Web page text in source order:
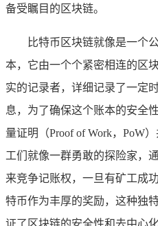
备受瞩目的区块链。
比特币区块链就像是一个
本，它由一个个紧密相连的区
实的记录者，详细记录了一定
息，为了确保这个账本的安全
量证明（Proof of Work，PoW
工们就像一群勇敢的探险家，
来竞争记账权，一旦有矿工成
特币作为丰厚的奖励，这种独
证了区块链的安全性和去中心